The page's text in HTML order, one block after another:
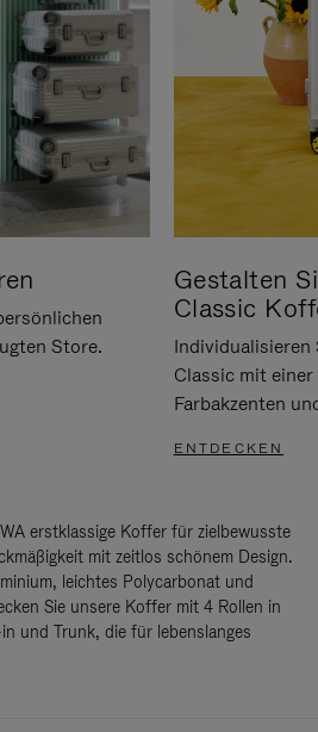
Store.
Gestalten
Classic
Individualisieren
Classic mit
Farbakzenten
ENTDECKEN
erstklassige Koffer für zielbewusste
mit zeitlos schönem Design.
leichtes Polycarbonat und
Sie unsere Koffer mit 4 Rollen in
und Trunk, die für lebenslanges